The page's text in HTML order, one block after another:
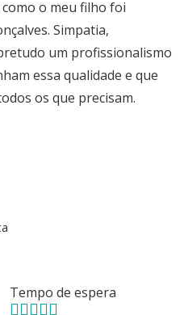
o meu filho foi
Simpatia,
um profissionalismo
essa qualidade e que
os que precisam.
Tempo de espera